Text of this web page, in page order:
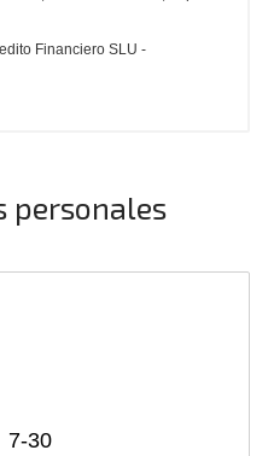
Financiero SLU -
personales
7-30